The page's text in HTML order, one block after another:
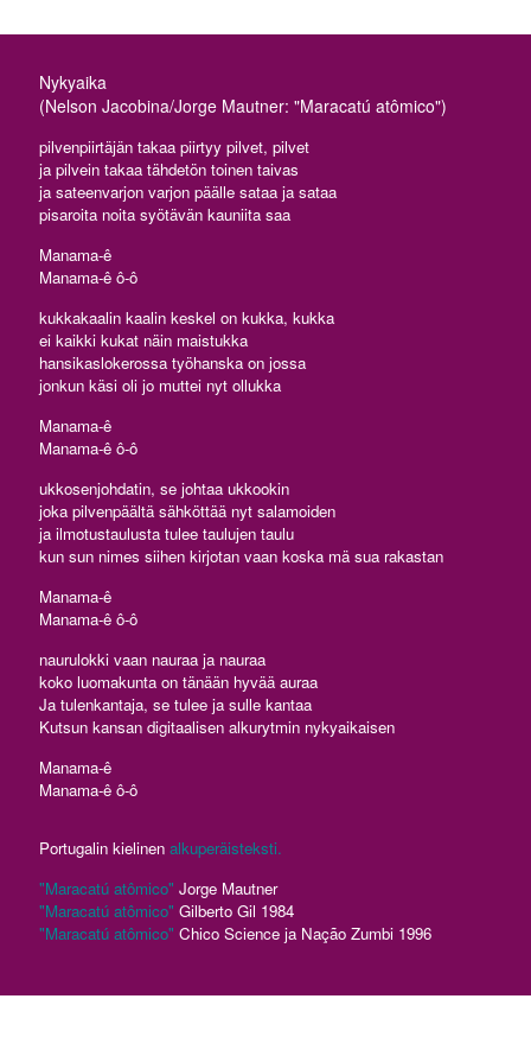
Nykyaika
(Nelson Jacobina/Jorge Mautner: "Maracatú atômico")
pilvenpiirtäjän takaa piirtyy pilvet, pilvet
ja pilvein takaa tähdetön toinen taivas
ja sateenvarjon varjon päälle sataa ja sataa
pisaroita noita syötävän kauniita saa
Manama-ê
Manama-ê ô-ô
kukkakaalin kaalin keskel on kukka, kukka
ei kaikki kukat näin maistukka
hansikaslokerossa työhanska on jossa
jonkun käsi oli jo muttei nyt ollukka
Manama-ê
Manama-ê ô-ô
ukkosenjohdatin, se johtaa ukkookin
joka pilvenpäältä sähköttää nyt salamoiden
ja ilmotustaulusta tulee taulujen taulu
kun sun nimes siihen kirjotan vaan koska mä sua rakastan
Manama-ê
Manama-ê ô-ô
naurulokki vaan nauraa ja nauraa
koko luomakunta on tänään hyvää auraa
Ja tulenkantaja, se tulee ja sulle kantaa
Kutsun kansan digitaalisen alkurytmin nykyaikaisen
Manama-ê
Manama-ê ô-ô
Portugalin kielinen alkuperäisteksti.
"Maracatú atômico" Jorge Mautner
"Maracatú atômico" Gilberto Gil 1984
"Maracatú atômico" Chico Science ja Nação Zumbi 1996